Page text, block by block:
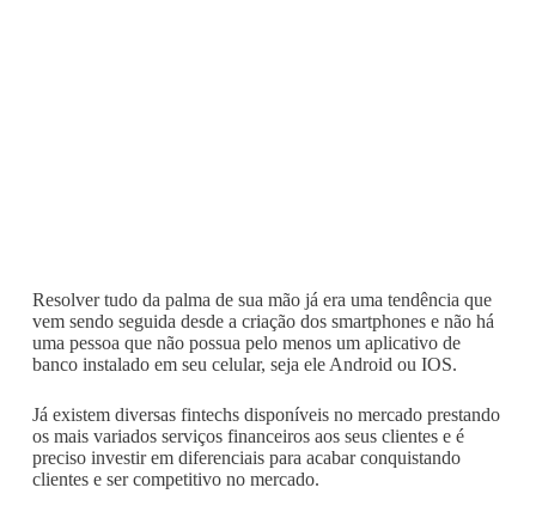
Resolver tudo da palma de sua mão já era uma tendência que
vem sendo seguida desde a criação dos smartphones e não há
uma pessoa que não possua pelo menos um aplicativo de
banco instalado em seu celular, seja ele Android ou IOS.
Já existem diversas fintechs disponíveis no mercado prestando
os mais variados serviços financeiros aos seus clientes e é
preciso investir em diferenciais para acabar conquistando
clientes e ser competitivo no mercado.